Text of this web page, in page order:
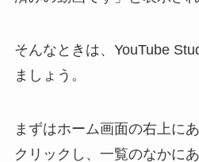
そんなときは、YouTube
ましょう。
まずはホーム画面の右上に
クリックし、一覧のなかに